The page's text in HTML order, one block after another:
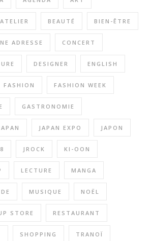
ATELIER BEAUTÉ BIEN-ÊTRE
ADRESSE CONCERT
DESIGNER ENGLISH
FASHION FASHION WEEK
GASTRONOMIE
JAPAN EXPO JAPON
JROCK KI-OON
LECTURE MANGA
MUSIQUE NOËL
STORE RESTAURANT
SHOPPING TRANOÏ